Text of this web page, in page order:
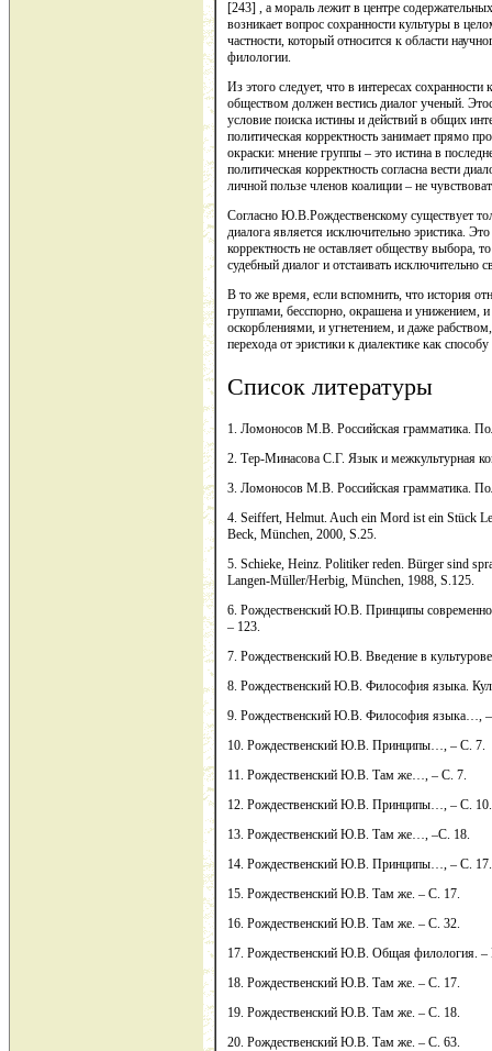
[243] , а мораль лежит в центре
возникает вопрос сохранности культуры в
частности, который относится к области
филологии.
Из этого следует, что в интересах
обществом должен вестись диалог ученый.
условие поиска истины и действий в общих
политическая корректность занимает прямо
окраски: мнение группы – это истина в
политическая корректность согласна вести
личной пользе членов коалиции – не
Согласно Ю.В.Рождественскому существует
диалога является исключительно эристика.
корректность не оставляет обществу выбора,
судебный диалог и отстаивать исключительно
В то же время, если вспомнить, что история
группами, бесспорно, окрашена и унижением,
оскорблениями, и угнетением, и даже
перехода от эристики к диалектике как
Список литературы
1. Ломоносов М.В. Российская грамматика.
2. Тер-Минасова С.Г. Язык и межкультурная
3. Ломоносов М.В. Российская грамматика.
4. Seiffert, Helmut. Auch ein Mord ist ein Stück
Beck, München, 2000, S.25.
5. Schieke, Heinz. Politiker reden. Bürger sind
Langen-Müller/Herbig, München, 1988, S.125.
6. Рождественский Ю.В. Принципы
– 123.
7. Рождественский Ю.В. Введение в
8. Рождественский Ю.В. Философия языка.
9. Рождественский Ю.В. Философия языка…,
10. Рождественский Ю.В. Принципы…, – С. 7.
11. Рождественский Ю.В. Там же…, – С. 7.
12. Рождественский Ю.В. Принципы…, – С. 10.
13. Рождественский Ю.В. Там же…, –С. 18.
14. Рождественский Ю.В. Принципы…, – С. 17.
15. Рождественский Ю.В. Там же. – С. 17.
16. Рождественский Ю.В. Там же. – С. 32.
17. Рождественский Ю.В. Общая филология.
18. Рождественский Ю.В. Там же. – С. 17.
19. Рождественский Ю.В. Там же. – С. 18.
20. Рождественский Ю.В. Там же. – С. 63.